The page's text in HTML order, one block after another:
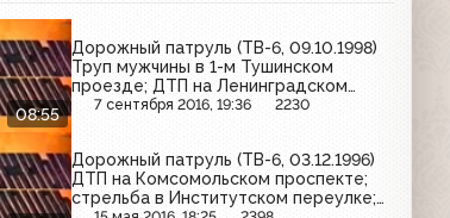
08:55
Дорожный патруль (ТВ-6, 09.10.1998)
Труп мужчины в 1-м Тушинском
проезде; ДТП на Ленинградском
шоссе; ДТП на Моховой улице
7 сентября 2016, 19:36 2230
Дорожный патруль (ТВ-6, 03.12.1996)
ДТП на Комсомольском проспекте;
стрельба в Институтском переулке;